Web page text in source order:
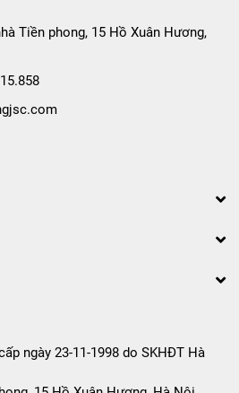
Tiền phong, 15 Hồ Xuân Hương,
ngày 23-11-1998 do SKHĐT Hà